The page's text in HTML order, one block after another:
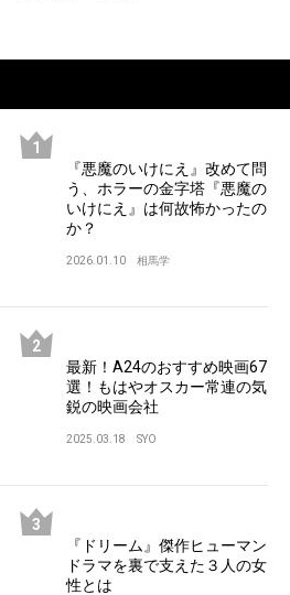
『悪魔のいけにえ』改めて問
う、ホラーの金字塔『悪魔の
いけにえ』は何故怖かったの
か？
2026.01.10 相馬学
最新！A24のおすすめ映画67
選！もはやオスカー常連の気
鋭の映画会社
2025.03.18 SYO
『ドリーム』傑作ヒューマン
ドラマを裏で支えた３人の女
性とは